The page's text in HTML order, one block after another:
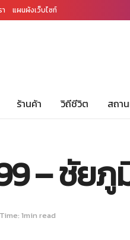
แผนผังเว็บไซท์
ร้านค้า วิถีชีวิต สถา
– ชัยภู
1min read